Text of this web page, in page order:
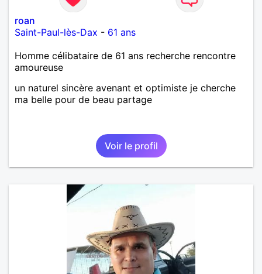
roan
Saint-Paul-lès-Dax - 61 ans
Homme célibataire de 61 ans recherche rencontre
amoureuse
un naturel sincère avenant et optimiste je cherche
ma belle pour de beau partage
Voir le profil